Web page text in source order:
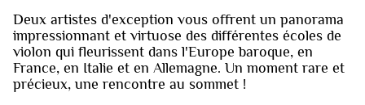
Deux artistes d'exception vous offrent un panorama
impressionnant et virtuose des différentes écoles de
violon qui fleurissent dans l'Europe baroque, en
France, en Italie et en Allemagne. Un moment rare et
précieux, une rencontre au sommet !